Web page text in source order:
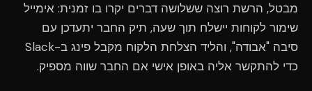
מבטל, הרשת רוצה ששלושה דברים יקרו בו זמנית: אימייל
שימור לקוחות יישלח תוך שעה, תיק החבר יתעדכן עם
סיבה "אבודה", והליד הצלחת הלקוח מקבל פינג ב-Slack
כדי להתקשר אליה באופן אישי אם החבר שווה מספיק.